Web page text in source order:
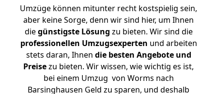
Umzüge können mitunter recht kostspielig sein,
aber keine Sorge, denn wir sind hier, um Ihnen
diegünstigste Lösung zu bieten. Wir sind die
professionellen Umzugsexperten und arbeiten
stets daran, Ihnen die besten Angebote und
Preisezu bieten. Wir wissen, wie wichtig es ist,
bei einem Umzug von Worms nach
Barsinghausen Geld zu sparen, und deshalb